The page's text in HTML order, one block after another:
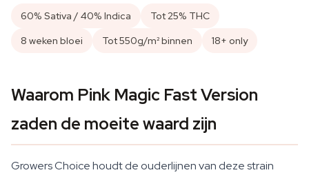
60% Sativa / 40% Indica
Tot 25% THC
8 weken bloei
Tot 550g/m² binnen 18+ only
Waarom Pink Magic Fast Version
zaden de moeite waard zijn
Growers Choice houdt de ouderlijnen van deze strain